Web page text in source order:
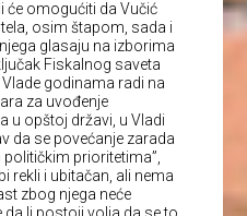
će omogućiti da Vučić
osim štapom, sada i
glasaju na izborima
Fiskalnog saveta
godinama radi na
za uvođenje
u opštoj državi, u Vladi
da se povećanje zarada
prioritetima”,
rekli i ubitačan, ali nema
zbog njega neće